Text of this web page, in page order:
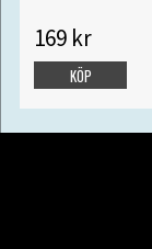
169 kr
KÖP